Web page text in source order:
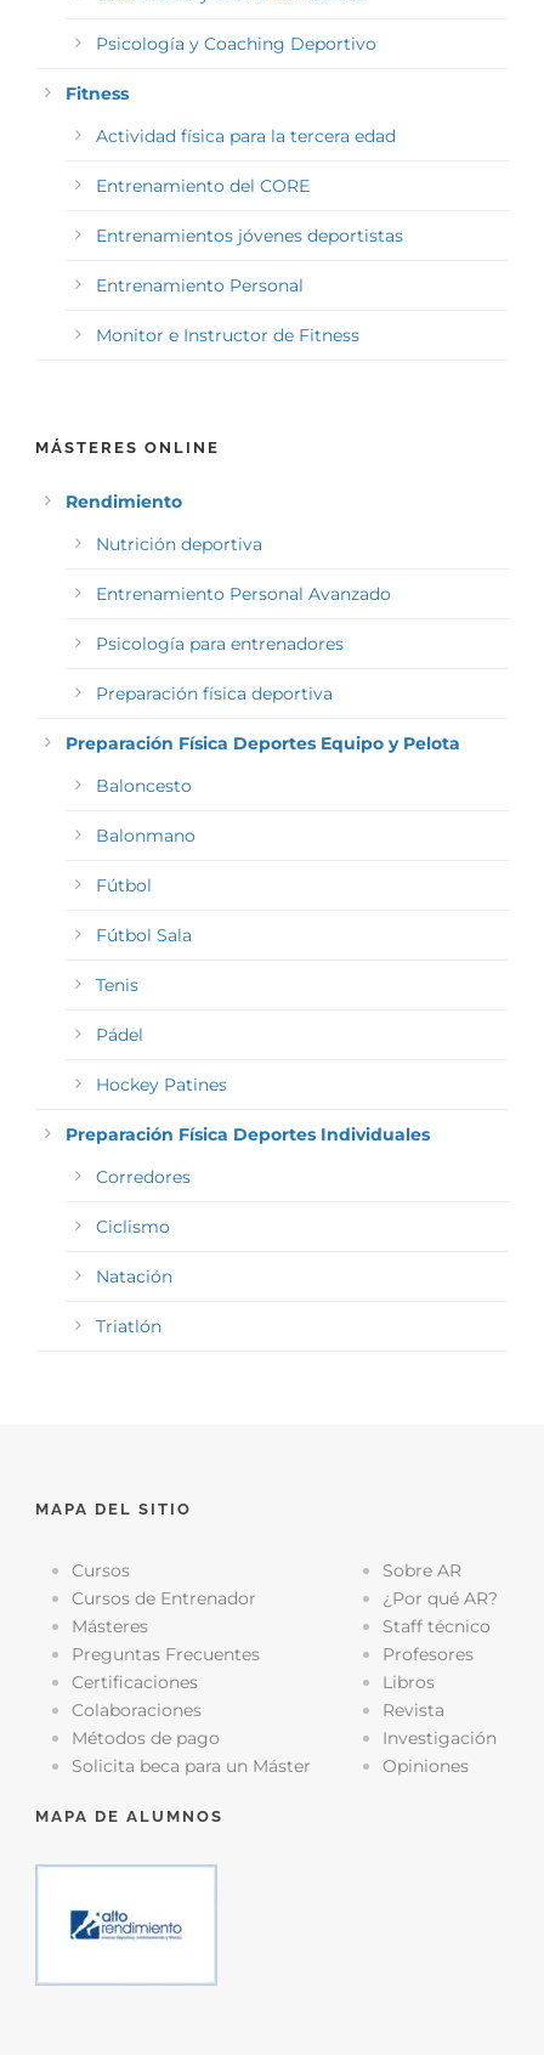
Psicología y Coaching Deportivo
Fitness
Actividad física para la tercera edad
Entrenamiento del CORE
Entrenamientos jóvenes deportistas
Entrenamiento Personal
Monitor e Instructor de Fitness
MÁSTERES ONLINE
Rendimiento
Nutrición deportiva
Entrenamiento Personal Avanzado
Psicología para entrenadores
Preparación física deportiva
Preparación Física Deportes Equipo y Pelota
Baloncesto
Balonmano
Fútbol
Fútbol Sala
Tenis
Pádel
Hockey Patines
Preparación Física Deportes Individuales
Corredores
Ciclismo
Natación
Triatlón
MAPA DEL SITIO
Cursos
Cursos de Entrenador
Másteres
Preguntas Frecuentes
Certificaciones
Colaboraciones
Métodos de pago
Solicita beca para un Máster
Sobre AR
¿Por qué AR?
Staff técnico
Profesores
Libros
Revista
Investigación
Opiniones
MAPA DE ALUMNOS